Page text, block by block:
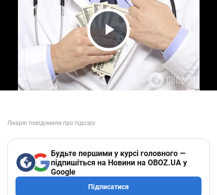
Play Video
Будьте першими у курсі головного —
підпишіться на Новини на OBOZ.UA у
Google
Підписатися